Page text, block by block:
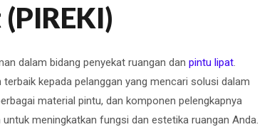
dalam bidang penyekat ruangan dan pintu lipat.
kepada pelanggan yang mencari solusi dalam
material pintu, dan komponen pelengkapnya
meningkatkan fungsi dan estetika ruangan Anda.